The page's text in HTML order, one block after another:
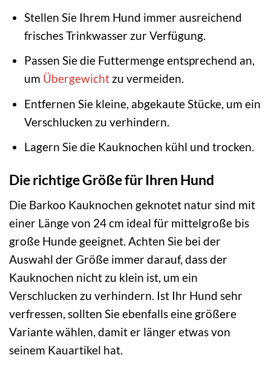
Stellen Sie Ihrem Hund immer ausreichend
frisches Trinkwasser zur Verfügung.
Passen Sie die Futtermenge entsprechend an,
um Übergewichtzu vermeiden.
Entfernen Sie kleine, abgekaute Stücke, um ein
Verschlucken zu verhindern.
Lagern Sie die Kauknochen kühl und trocken.
Die richtige Größe für Ihren Hund
Die Barkoo Kauknochen geknotet natur sind mit
einer Länge von 24 cm ideal für mittelgroße bis
große Hunde geeignet. Achten Sie bei der
Auswahl der Größe immer darauf, dass der
Kauknochen nicht zu klein ist, um ein
Verschlucken zu verhindern. Ist Ihr Hund sehr
verfressen, sollten Sie ebenfalls eine größere
Variante wählen, damit er länger etwas von
seinem Kauartikel hat.